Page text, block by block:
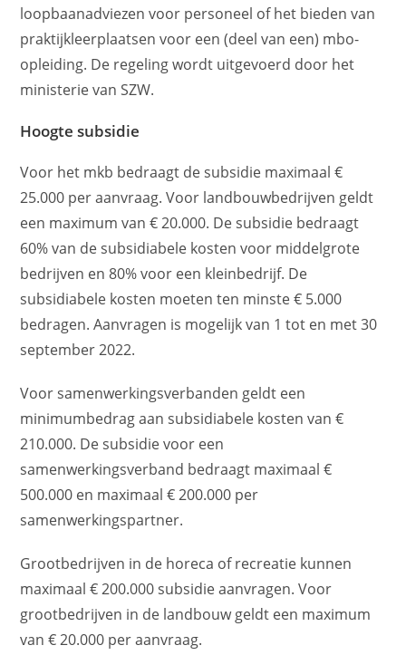
loopbaanadviezen voor personeel of het bieden van
praktijkleerplaatsen voor een (deel van een) mbo-
opleiding. De regeling wordt uitgevoerd door het
ministerie van SZW.
Hoogte subsidie
Voor het mkb bedraagt de subsidie maximaal €
25.000 per aanvraag. Voor landbouwbedrijven geldt
een maximum van € 20.000. De subsidie bedraagt
60% van de subsidiabele kosten voor middelgrote
bedrijven en 80% voor een kleinbedrijf. De
subsidiabele kosten moeten ten minste € 5.000
bedragen. Aanvragen is mogelijk van 1 tot en met 30
september 2022.
Voor samenwerkingsverbanden geldt een
minimumbedrag aan subsidiabele kosten van €
210.000. De subsidie voor een
samenwerkingsverband bedraagt maximaal €
500.000 en maximaal € 200.000 per
samenwerkingspartner.
Grootbedrijven in de horeca of recreatie kunnen
maximaal € 200.000 subsidie aanvragen. Voor
grootbedrijven in de landbouw geldt een maximum
van € 20.000 per aanvraag.